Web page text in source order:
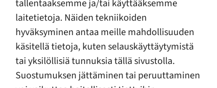
tallentaaksemme ja/tai käyttääksemme
laitetietoja. Näiden tekniikoiden
hyväksyminen antaa meille mahdollisuuden
käsitellä tietoja, kuten selauskäyttäytymistä
tai yksilöllisiä tunnuksia tällä sivustolla.
Suostumuksen jättäminen tai peruuttaminen
Erotilanteissa on tärkeä kartoittaa perheen
kokonaistilanne ja perheenjäsenten tuen tarpeita.
Ammattilaisille on tarjottava koulutusta eroon
liittyvien riskien tunnistamiseen sekä keinoja